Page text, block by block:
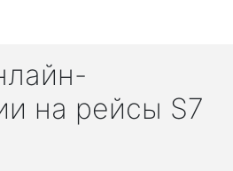
на рейсы S7